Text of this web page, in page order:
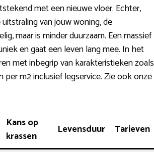
met een nieuwe vloer. Echter,
van jouw woning, de
maar is minder duurzaam. Een massief
en gaat een leven lang mee. In het
met inbegrip van karakteristieken zoals
m2 inclusief legservice. Zie ook onze
Kans op
krassen
Levensduur Tarieven